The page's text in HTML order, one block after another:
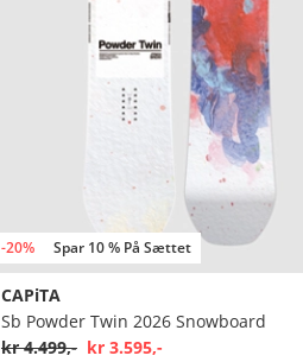
-20% Spar 10 % På Sættet
CAPiTA
Sb Powder Twin 2026 Snowboard
kr 4.499,- kr 3.595,-